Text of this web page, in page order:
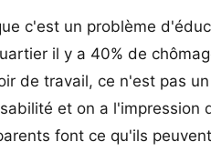
c'est un problème
il y a 40% de
de travail, ce n'est pas
et on a
font ce qu'ils